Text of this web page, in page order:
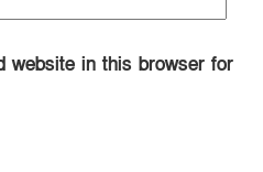
website in this browser for